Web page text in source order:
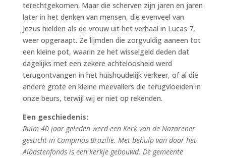
terechtgekomen. Maar die scherven zijn jaren en jaren
later in het denken van mensen, die evenveel van
Jezus hielden als de vrouw uit het verhaal in Lucas 7,
weer opgeraapt. Ze lijmden die zorgvuldig aaneen tot
een kleine pot, waarin ze het wisselgeld deden dat
dagelijks met een zekere achteloosheid werd
terugontvangen in het huishoudelijk verkeer, of al die
andere grote en kleine meevallers die terugvloeiden in
onze beurs, terwijl wij er niet op rekenden.
Een geschiedenis:
Ruim 40 jaar geleden werd een Kerk van de Nazarener
gesticht in Campinas Brazilië. Met behulp van door het
Albastenfonds is een kerkje gebouwd. De gemeente